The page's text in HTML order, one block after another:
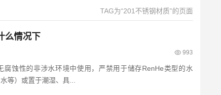
TAG为“201不锈钢材质”的页面
么情况下
993
蚀性的非涉水环境中使用，严禁用于储存RenHe类型的水
等）或置于潮湿、具...